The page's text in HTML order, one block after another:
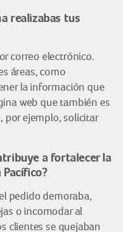
realizabas tus
correo electrónico.
áreas, como
la información que
web que también es
por ejemplo, solicitar
a fortalecer la
pedido demoraba,
o incomodar al
clientes se quejaban